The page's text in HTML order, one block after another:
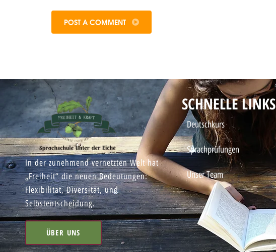
POST A COMMENT
In der zunehmend vernetzten Welt hat
„Freiheit“ die neuen Bedeutungen:
Flexibilität, Diversität, und
Selbstentscheidung.
ÜBER UNS
SCHNELLE LINKS
Deutschkurs
Sprachprüfungen
Unser Team